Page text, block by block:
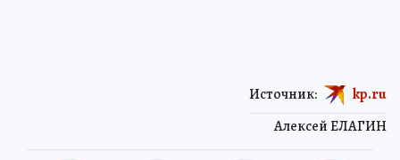
Алексей ЕЛАГИН
Источник: kp.ru